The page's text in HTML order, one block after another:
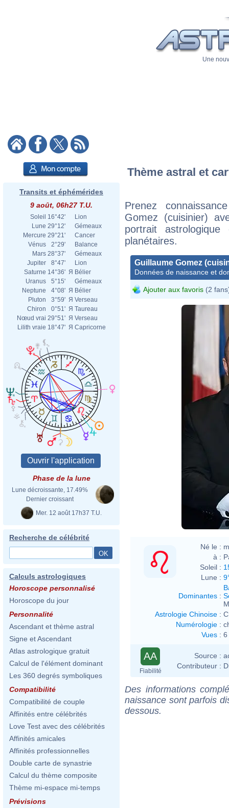
Une
Transits et éphémérides
9 août, 06h27 T.U.
Soleil 16°42'
Lion
Lune 29°12'
Gémeaux
Mercure 29°21'
Cancer
Vénus
2°29'
Balance
Mars 28°37'
Gémeaux
Jupiter
8°47'
Lion
Saturne 14°36' Я Bélier
Uranus
5°15'
Gémeaux
Neptune
4°08' Я Bélier
Pluton
3°59' Я Verseau
Chiron
0°51' Я Taureau
Nœud vrai 29°51' Я Verseau
Lilith vraie 18°47' Я Capricorne
Phase de la lune
Lune décroissante, 17.49%
Dernier croissant
Mer. 12 août 17h37 T.U.
Recherche de célébrité
Calculs astrologiques
Horoscope personnalisé
Horoscope du jour
Personnalité
Ascendant et thème astral
Signe et Ascendant
Atlas astrologique gratuit
Calcul de l'élément dominant
Les 360 degrés symboliques
Compatibilité
Compatibilité de couple
Affinités entre célébrités
Love Test avec des célébrités
Affinités amicales
Affinités professionnelles
Double carte de synastrie
Calcul du thème composite
Thème mi-espace mi-temps
Prévisions
Thème astral et
Prenez
Gomez (cuisinier)
portrait
planétaires.
Guillaume Gomez
Données de naissance et
Ajouter aux favoris (2
Né le :
à :
Soleil :
Lune :
Dominantes :
Astrologie Chinoise :
Numérologie :
Vues : 6
AA
Fiabilité
Source :
Contributeur :
Des informations
naissance sont parfois
dessous.